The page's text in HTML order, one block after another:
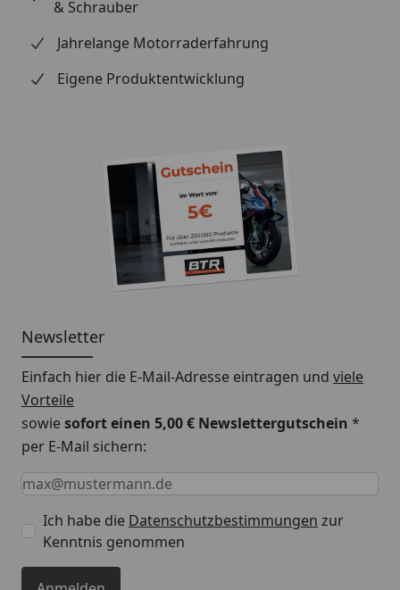
& Schrauber
Jahrelange Motorraderfahrung
Eigene Produktentwicklung
Newsletter
Einfach hier die E-Mail-Adresse eintragen und viele
Vorteile
sowiesofort einen 5,00 € Newslettergutschein *
per E-Mail sichern:
Keine Eingabe erforderlich
Eingabe erforderlich
E-Mail *
Ich habe die Datenschutzbestimmungen zur
Kenntnis genommen